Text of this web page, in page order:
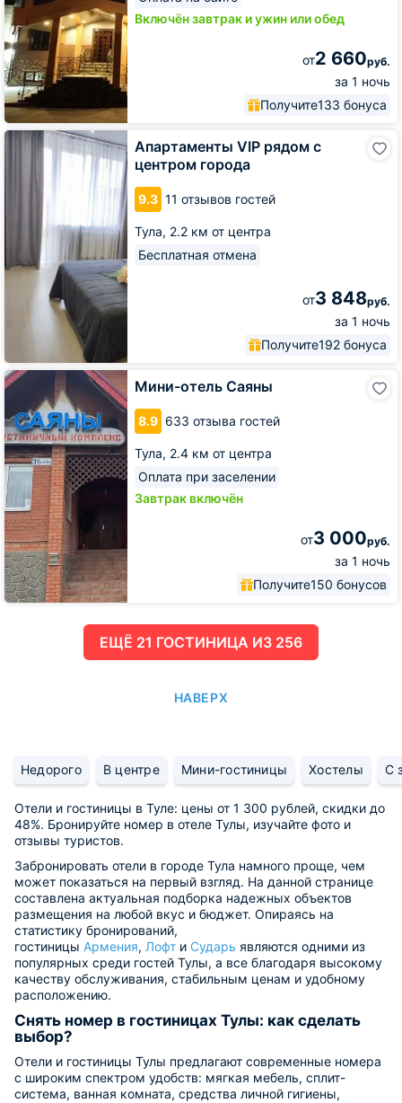
Включён завтрак и ужин или обед
от2 660руб.
за 1 ночь
Получите133 бонуса
Апартаменты VIP рядом с
центром города
9.3 11 отзывов гостей
Тула, 2.2 км от центра
Бесплатная отмена
от3 848руб.
за 1 ночь
Получите192 бонуса
Апартаменты
центром
Мини-отель Саяны
8.9 633 отзыва гостей
Тула, 2.4 км от центра
Оплата при заселении
Завтрак включён
от3 000руб.
за 1 ночь
Получите150 бонусов
Мини-
отель
Саяны
ЕЩË 21 ГОСТИНИЦА ИЗ 256
НАВЕРХ
Недорого В центре Мини-гостиницы Хостелы С
Отели и гостиницы в Туле: цены от 1 300 рублей, скидки до
48%. Бронируйте номер в отеле Тулы, изучайте фото и
отзывы туристов.
Забронировать отели в городе Тула намного проще, чем
может показаться на первый взгляд. На данной странице
составлена актуальная подборка надежных объектов
размещения на любой вкус и бюджет. Опираясь на
статистику бронирований,
гостиницы Армения, Лофт и Сударь являются одними из
популярных среди гостей Тулы, а все благодаря высокому
качеству обслуживания, стабильным ценам и удобному
расположению.
Снять номер в гостиницах Тулы: как сделать
выбор?
Отели и гостиницы Тулы предлагают современные номера
с широким спектром удобств: мягкая мебель, сплит-
система, ванная комната, средства личной гигиены,